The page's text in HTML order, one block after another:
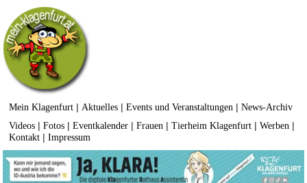
Mein Klagenfurt | Aktuelles |Events und Veranstaltungen |News-Archiv
Videos |Fotos |Eventkalender |Frauen |Tierheim Klagenfurt |Werben |
Kontakt |Impressum